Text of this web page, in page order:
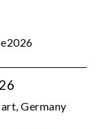
Germany